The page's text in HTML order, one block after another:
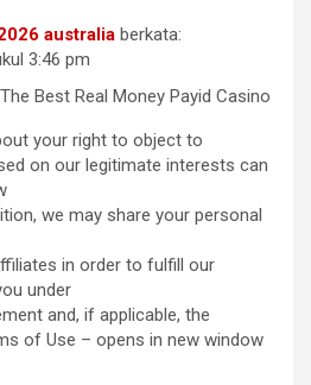
australia berkata:
3:46 pm
Best Real Money Payid Casino
your right to object to
on our legitimate interests can
we may share your personal
in order to fulfill our
under
and, if applicable, the
of Use – opens in new window